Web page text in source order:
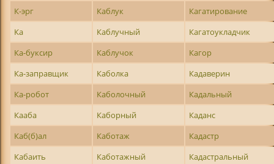
К-эрг
Каблук
Кагатирование
Ка
Каблучный
Кагатоукладчик
Ка-буксир
Каблучок
Кагор
Ка-заправщик
Каболка
Кадаверин
Ка-робот
Каболочный
Кадальный
Кааба
Каборный
Каданс
Каб(б)ал
Каботаж
Кадастр
Кабаить
Каботажный
Кадастральный